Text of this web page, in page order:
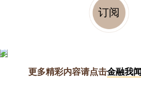
订阅
更多精彩内容请点击金融我闻